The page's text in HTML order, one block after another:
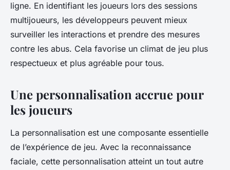
ligne. En identifiant les joueurs lors des sessions
multijoueurs, les développeurs peuvent mieux
surveiller les interactions et prendre des mesures
contre les abus. Cela favorise un climat de jeu plus
respectueux et plus agréable pour tous.
Une personnalisation accrue pour
les joueurs
La personnalisation est une composante essentielle
de l’expérience de jeu. Avec la reconnaissance
faciale, cette personnalisation atteint un tout autre